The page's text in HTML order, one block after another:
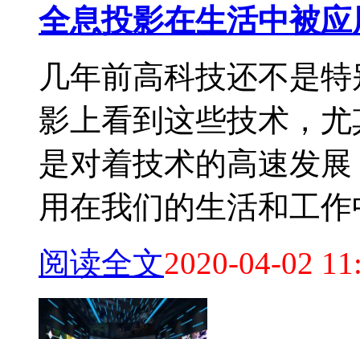
全息投影在生活中被
几年前高科技还不是
影上看到这些技术，
是对着技术的高速发
用在我们的生活和工作
阅读全文2020-04-02